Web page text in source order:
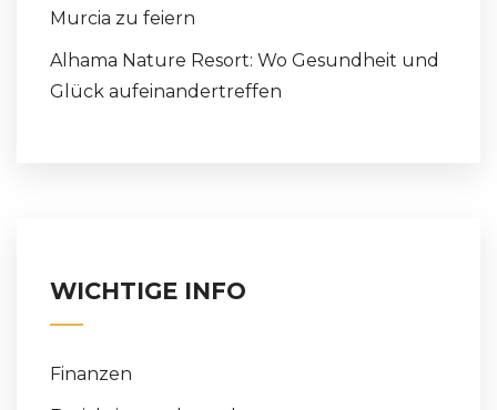
Murcia zu feiern
Alhama Nature Resort: Wo Gesundheit und
Glück aufeinandertreffen
WICHTIGE INFO
Finanzen